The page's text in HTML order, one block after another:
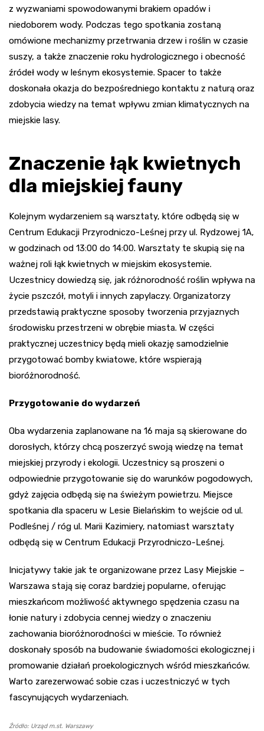
z wyzwaniami spowodowanymi brakiem opadów i
niedoborem wody. Podczas tego spotkania zostaną
omówione mechanizmy przetrwania drzew i roślin w czasie
suszy, a także znaczenie roku hydrologicznego i obecność
źródeł wody w leśnym ekosystemie. Spacer to także
doskonała okazja do bezpośredniego kontaktu z naturą oraz
zdobycia wiedzy na temat wpływu zmian klimatycznych na
miejskie lasy.
Znaczenie łąk kwietnych
dla miejskiej fauny
Kolejnym wydarzeniem są warsztaty, które odbędą się w
Centrum Edukacji Przyrodniczo-Leśnej przy ul. Rydzowej 1A,
w godzinach od 13:00 do 14:00. Warsztaty te skupią się na
ważnej roli łąk kwietnych w miejskim ekosystemie.
Uczestnicy dowiedzą się, jak różnorodność roślin wpływa na
życie pszczół, motyli i innych zapylaczy. Organizatorzy
przedstawią praktyczne sposoby tworzenia przyjaznych
środowisku przestrzeni w obrębie miasta. W części
praktycznej uczestnicy będą mieli okazję samodzielnie
przygotować bomby kwiatowe, które wspierają
bioróżnorodność.
Przygotowanie do wydarzeń
Oba wydarzenia zaplanowane na 16 maja są skierowane do
dorosłych, którzy chcą poszerzyć swoją wiedzę na temat
miejskiej przyrody i ekologii. Uczestnicy są proszeni o
odpowiednie przygotowanie się do warunków pogodowych,
gdyż zajęcia odbędą się na świeżym powietrzu. Miejsce
spotkania dla spaceru w Lesie Bielańskim to wejście od ul.
Podleśnej / róg ul. Marii Kazimiery, natomiast warsztaty
odbędą się w Centrum Edukacji Przyrodniczo-Leśnej.
Inicjatywy takie jak te organizowane przez Lasy Miejskie –
Warszawa stają się coraz bardziej popularne, oferując
mieszkańcom możliwość aktywnego spędzenia czasu na
łonie natury i zdobycia cennej wiedzy o znaczeniu
zachowania bioróżnorodności w mieście. To również
doskonały sposób na budowanie świadomości ekologicznej i
promowanie działań proekologicznych wśród mieszkańców.
Warto zarezerwować sobie czas i uczestniczyć w tych
fascynujących wydarzeniach.
Źródło: Urząd m.st. Warszawy